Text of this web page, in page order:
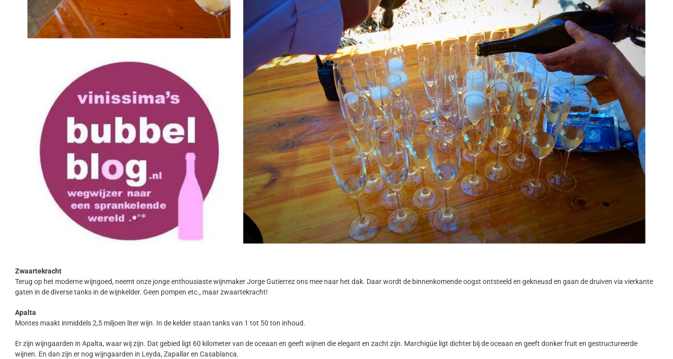
Zwaartekracht
Terug op het moderne wijngoed, neemt onze jonge enthousiaste wijnmaker Jorge Gutierrez ons mee naar het dak. Daar wordt de binnenkomende oogst ontsteeld en gekneusd en gaan de druiven via vierkante
gaten in de diverse tanks in de wijnkelder. Geen pompen etc., maar zwaartekracht!
Apalta
Montes maakt inmiddels 2,5 miljoen liter wijn. In de kelder staan tanks van 1 tot 50 ton inhoud.
Er zijn wijngaarden in Apalta, waar wij zijn. Dat gebied ligt 60 kilometer van de oceaan en geeft wijnen die elegant en zacht zijn. Marchigüe ligt dichter bij de oceaan en geeft donker fruit en gestructureerde
wijnen. En dan zijn er nog wijngaarden in Leyda, Zapallar en Casablanca.